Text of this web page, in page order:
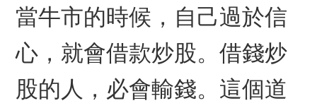
當牛市的時候，自己過於信
心，就會借款炒股。借錢炒
股的人，必會輸錢。這個道